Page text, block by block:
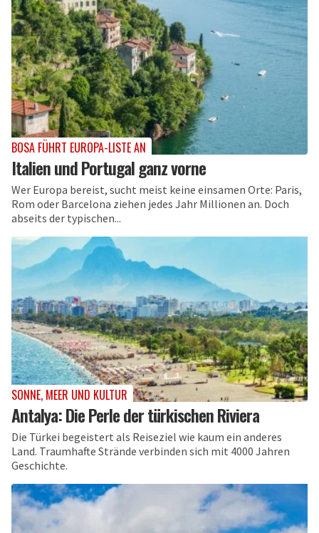
BOSA FÜHRT EUROPA-LISTE AN
Italien und Portugal ganz vorne
Wer Europa bereist, sucht meist keine einsamen Orte: Paris,
Rom oder Barcelona ziehen jedes Jahr Millionen an. Doch
abseits der typischen...
SONNE, MEER UND KULTUR
Antalya: Die Perle der türkischen Riviera
Die Türkei begeistert als Reiseziel wie kaum ein anderes
Land. Traumhafte Strände verbinden sich mit 4000 Jahren
Geschichte.